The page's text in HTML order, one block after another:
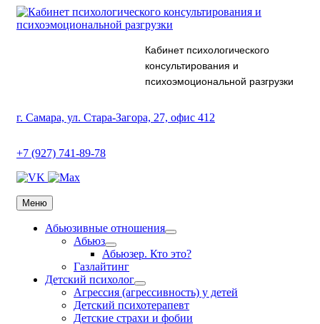
Кабинет психологического
консультирования и
психоэмоциональной разгрузки
г. Самара, ул. Стара-Загора, 27, офис 412
+7 (927) 741-89-78
Меню
Абьюзивные отношения
Абьюз
Абьюзер. Кто это?
Газлайтинг
Детский психолог
Агрессия (агрессивность) у детей
Детский психотерапевт
Детские страхи и фобии